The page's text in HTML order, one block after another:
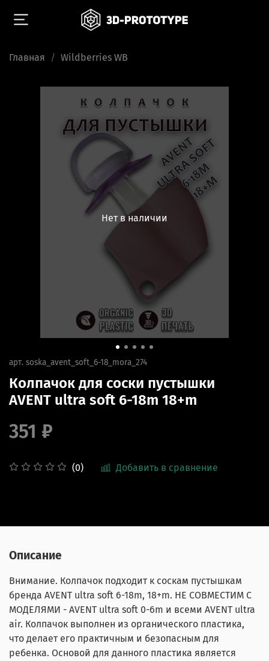
Главная Wildberries WB
Нет в наличии
арт. soska_avent_soft_6-18_mora_274
Колпачок для соски пустышки
AVENT ultra soft 6-18m 18+m
(0) Добавить в сравнение
351 ₽
Описание
Внимание. Колпачок подходит к соскам пустышкам
брендa AVENT ultra soft 6-18m, 18+m. НЕ СОВМЕСТИМ С
МОДЕЛЯМИ - AVENT ultra soft 0-6m и всеми AVENT ultra
air. Колпачок выполнен из органического пластика,
что делает его практичным и безопасным для
ребенка. Основой для данного пластика является